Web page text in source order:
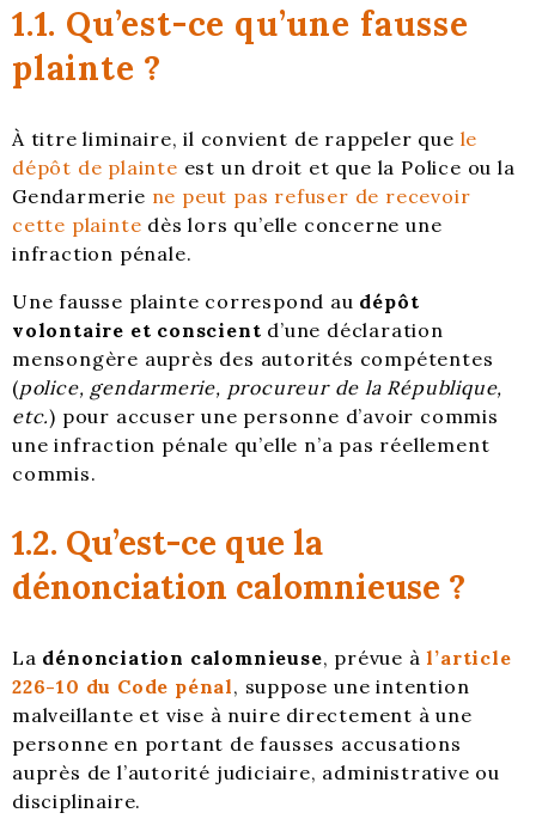
1.1. Qu’est-ce qu’une fausse
plainte ?
À titre liminaire, il convient de rappeler que le
dépôt de plainte est un droit et que la Police ou la
Gendarmerie ne peut pas refuser de recevoir
cette plainte dès lors qu’elle concerne une
infraction pénale.
Une fausse plainte correspond au dépôt
volontaire et conscient d’une déclaration
mensongère auprès des autorités compétentes
(police, gendarmerie, procureur de la République,
etc.) pour accuser une personne d’avoir commis
une infraction pénale qu’elle n’a pas réellement
commis.
1.2. Qu’est-ce que la
dénonciation calomnieuse ?
La dénonciation calomnieuse, prévue à l’article
226-10 du Code pénal, suppose une intention
malveillante et vise à nuire directement à une
personne en portant de fausses accusations
auprès de l’autorité judiciaire, administrative ou
disciplinaire.